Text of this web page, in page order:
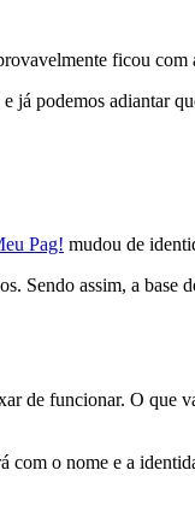
ficou com
já podemos adiantar
Pag! mudou de
Sendo assim, a
de funcionar. O que
com o nome e a